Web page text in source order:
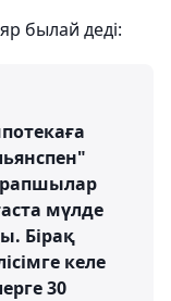
былай деді:
мүлде
Бірақ
келе
30